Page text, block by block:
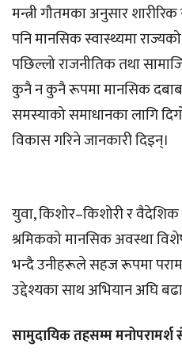
मन्त्री गौतमका अनुसार
पनि मानसिक स्वास्थ्यमा
पछिल्लो राजनीतिक तथा
कुनै न कुनै रूपमा मानसिक
समस्याको समाधानका लागि
विकास गरिने जानकारी दिइन्।
युवा, किशोर–किशोरी र वैदेशिक
श्रमिकको मानसिक अवस्था
भन्दै उनीहरूले सहज रूपमा
उद्देश्यका साथ अभियान अघि
सामुदायिक तहसम्म मनोपरामर्श